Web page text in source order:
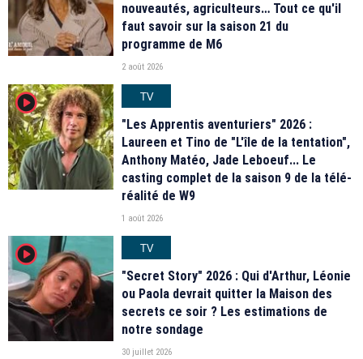
nouveautés, agriculteurs… Tout ce qu'il
faut savoir sur la saison 21 du
programme de M6
2 août 2026
player2
TV
"Les Apprentis aventuriers" 2026 :
Laureen et Tino de "L'île de la tentation",
Anthony Matéo, Jade Leboeuf... Le
casting complet de la saison 9 de la télé-
réalité de W9
1 août 2026
player2
TV
"Secret Story" 2026 : Qui d'Arthur, Léonie
ou Paola devrait quitter la Maison des
secrets ce soir ? Les estimations de
notre sondage
30 juillet 2026